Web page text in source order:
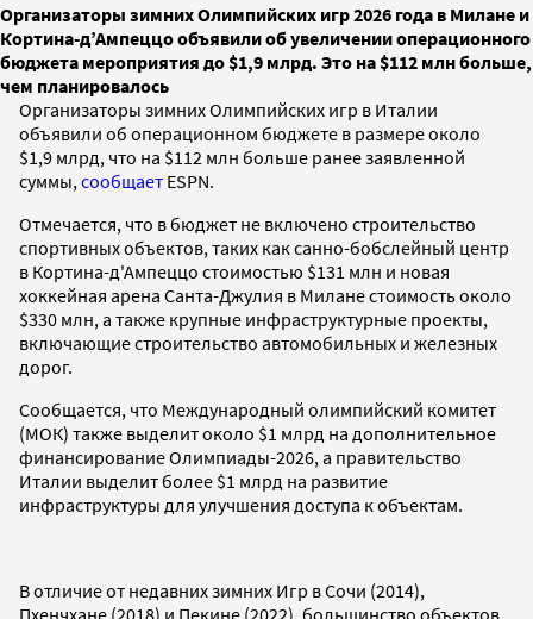
Организаторы зимних Олимпийских игр 2026 года в Милане и
Кортина-д’Ампеццо объявили об увеличении операционного
бюджета мероприятия до $1,9 млрд. Это на $112 млн больше,
чем планировалось
Организаторы зимних Олимпийских игр в Италии
объявили об операционном бюджете в размере около
$1,9 млрд, что на $112 млн больше ранее заявленной
суммы, сообщает ESPN.
Отмечается, что в бюджет не включено строительство
спортивных объектов, таких как санно-бобслейный центр
в Кортина-д'Ампеццо стоимостью $131 млн и новая
хоккейная арена Санта-Джулия в Милане стоимость около
$330 млн, а также крупные инфраструктурные проекты,
включающие строительство автомобильных и железных
дорог.
Сообщается, что Международный олимпийский комитет
(МОК) также выделит около $1 млрд на дополнительное
финансирование Олимпиады-2026, а правительство
Италии выделит более $1 млрд на развитие
инфраструктуры для улучшения доступа к объектам.
В отличие от недавних зимних Игр в Сочи (2014),
Пхенчхане (2018) и Пекине (2022), большинство объектов